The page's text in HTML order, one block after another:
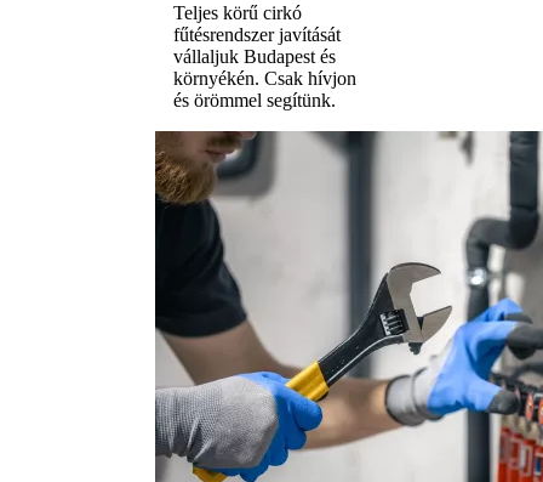
Teljes körű cirkó
fűtésrendszer javítását
vállaljuk Budapest és
környékén. Csak hívjon
és örömmel segítünk.